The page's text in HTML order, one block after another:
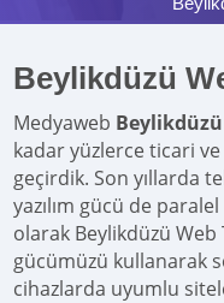
Beylikdüzü
Medyaweb Beylikdüzü
kadar yüzlerce ticari
geçirdik. Son yıllarda
yazılım gücü de
olarak Beylikdüzü Web
gücümüzü kullanarak
cihazlarda uyumlu